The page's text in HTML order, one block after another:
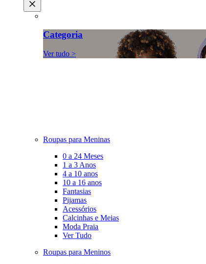
Categoria
Ver tudo >
Roupas para Meninas
0 a 24 Meses
1 a 3 Anos
4 a 10 anos
10 a 16 anos
Fantasias
Pijamas
Acessórios
Calcinhas e Meias
Moda Praia
Ver Tudo
Roupas para Meninos